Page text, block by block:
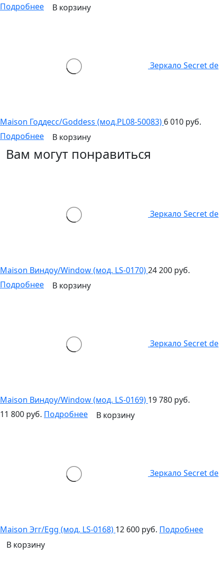
Подробнее
В корзину
Зеркало Secret de
Maison Годдесс/Goddess (мод.PL08-50083) 6 010 руб.
Подробнее
В корзину
Вам могут понравиться
Зеркало Secret de
Maison Виндоу/Window (мод. LS-0170)24 200 руб.
Подробнее
В корзину
Зеркало Secret de
Maison Виндоу/Window (мод. LS-0169) 19 780 руб.
11 800 руб. Подробнее В корзину
Зеркало Secret de
Maison Эгг/Egg (мод. LS-0168) 12 600 руб. Подробнее
В корзину